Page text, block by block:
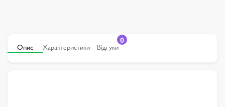
Опис Характеристики Відгуки
0